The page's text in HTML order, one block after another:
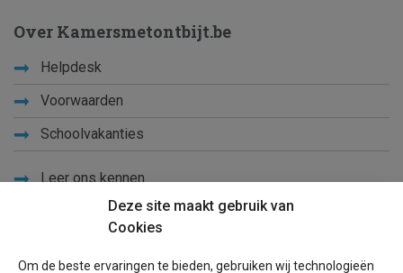
Deze site maakt gebruik van
Cookies
Om de beste ervaringen te bieden, gebruiken wij technologieën
Over Kamersmetontbijt.be
Helpdesk
Voorwaarden
Schoolvakanties
Leer ons kennen